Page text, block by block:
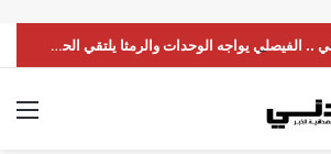
كأس السوبر الأردني .. الفيصلي يواجه الوحدات والرمثا يلتقي الحسين